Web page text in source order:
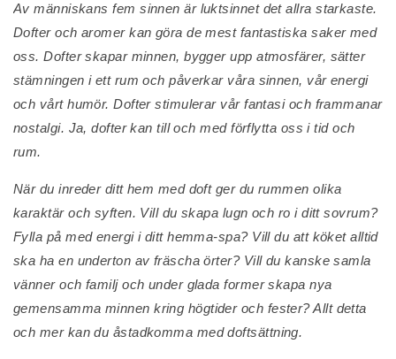
Av människans fem sinnen är luktsinnet det allra starkaste.
Dofter och aromer kan göra de mest fantastiska saker med
oss. Dofter skapar minnen, bygger upp atmosfärer, sätter
stämningen i ett rum och påverkar våra sinnen, vår energi
och vårt humör. Dofter stimulerar vår fantasi och frammanar
nostalgi. Ja, dofter kan till och med förflytta oss i tid och
rum.
När du inreder ditt hem med doft ger du rummen olika
karaktär och syften. Vill du skapa lugn och ro i ditt sovrum?
Fylla på med energi i ditt hemma-spa? Vill du att köket alltid
ska ha en underton av fräscha örter? Vill du kanske samla
vänner och familj och under glada former skapa nya
gemensamma minnen kring högtider och fester? Allt detta
och mer kan du åstadkomma med doftsättning.